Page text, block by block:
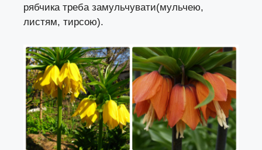
рябчика треба замульчувати(мульчею,
листям, тирсою).